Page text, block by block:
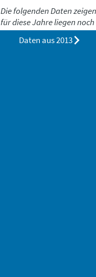
Die folgenden Daten
für diese Jahre liegen
Daten aus2013